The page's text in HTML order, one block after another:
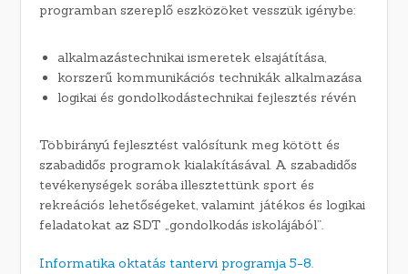
programban szereplő eszközöket vesszük igénybe:
alkalmazástechnikai ismeretek elsajátítása,
korszerű kommunikációs technikák alkalmazása
logikai és gondolkodástechnikai fejlesztés révén
Többirányú fejlesztést valósítunk meg kötött és
szabadidős programok kialakításával. A szabadidős
tevékenységek sorába illesztettünk sport és
rekreációs lehetőségeket, valamint játékos és logikai
feladatokat az SDT „gondolkodás iskolájából”.
Informatika oktatás tantervi programja 5-8.